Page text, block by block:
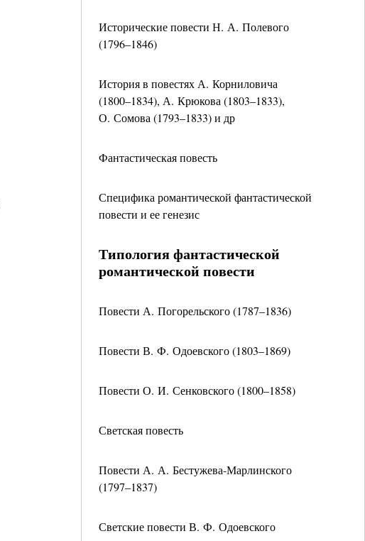
Исторические повести Н. А. Полевого
(1796–1846)
История в повестях А. Корниловича
(1800–1834), А. Крюкова (1803–1833),
О. Сомова (1793–1833) и др
Фантастическая повесть
Специфика романтической фантастической
повести и ее генезис
Типология фантастической
романтической повести
Повести А. Погорельского (1787–1836)
Повести В. Ф. Одоевского (1803–1869)
Повести О. И. Сенковского (1800–1858)
Светская повесть
Повести А. А. Бестужева-Марлинского
(1797–1837)
Светские повести В. Ф. Одоевского